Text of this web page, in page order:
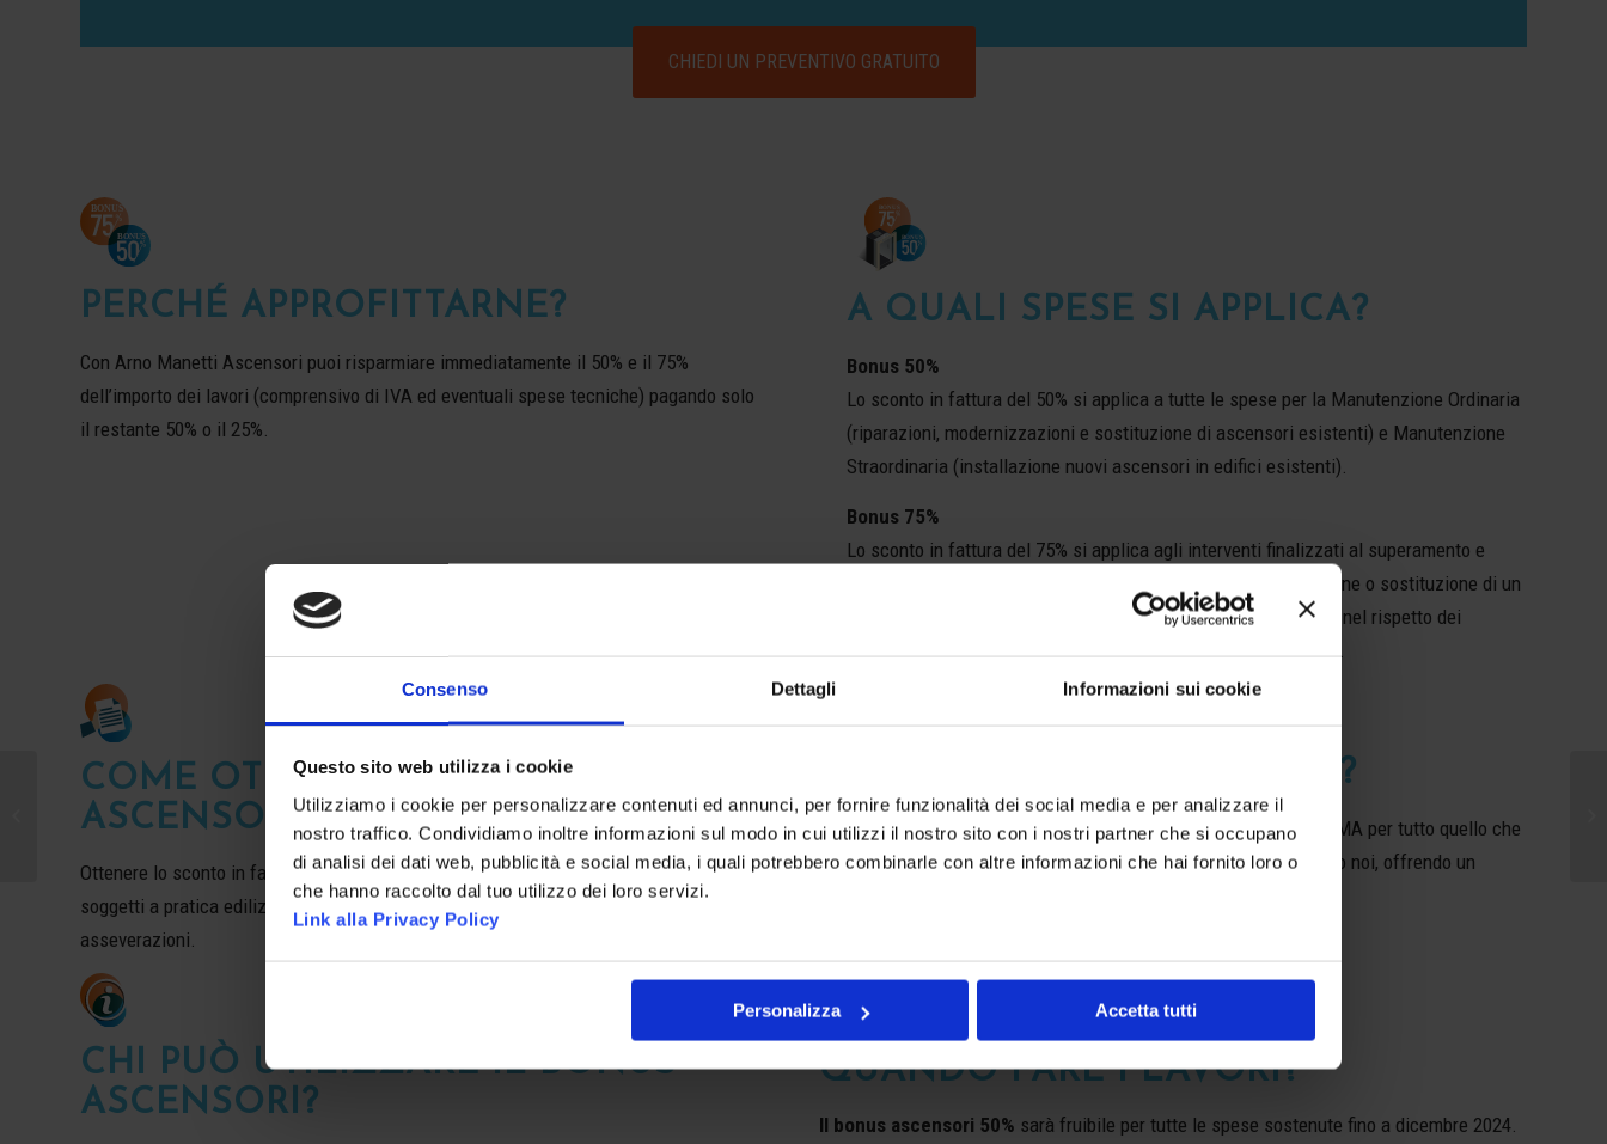
Consenso Dettagli Informazioni sui cookie
Questo sito web utilizza i cookie
Utilizziamo i cookie per personalizzare contenuti ed annunci, per fornire funzionalità dei social media e per analizzare il
nostro traffico. Condividiamo inoltre informazioni sul modo in cui utilizzi il nostro sito con i nostri partner che si occupano
di analisi dei dati web, pubblicità e social media, i quali potrebbero combinarle con altre informazioni che hai fornito loro o
che hanno raccolto dal tuo utilizzo dei loro servizi.
Link alla Privacy Policy
Personalizza Accetta tutti
CHIEDI UN PREVENTIVO GRATUITO
PERCHÉ APPROFITTARNE?
Con Arno Manetti Ascensori puoi risparmiare immediatamente il 50% e il 75%
dell’importo dei lavori (comprensivo di IVA ed eventuali spese tecniche) pagando solo
il restante 50% o il 25%.
A QUALI SPESE SI APPLICA?
Bonus 50%
Lo sconto in fattura del 50% si applica a tutte le spese per la Manutenzione Ordinaria
(riparazioni, modernizzazioni e sostituzione di ascensori esistenti) e Manutenzione
Straordinaria (installazione nuovi ascensori in edifici esistenti).
Bonus 75%
Lo sconto in fattura del 75% si applica agli interventi finalizzati al superamento e
all’eliminazione delle barriere architettoniche quali l’installazione o sostituzione di un
nuovo ascensore, montascale o piattaforma elevatrice. Il tutto nel rispetto dei
COME OTTENERE IL BONUS
ASCENSORI
Ottenere lo sconto in fattura è facilissimo ed immediato. Inoltre se l’importo dei lavori
soggetti a pratica edilizia non superano i 10.000€ non servono nè visti di conformità nè
asseverazioni.
COME POSSIAMO AIUTARVI?
Grazie a un team di esperti contabili e tecnici, potrai contare su AMA per tutto quello che
riguarda la gestione della pratica amministrativa. Pensiamo a tutto noi, offrendo un
CHI PUÒ UTILIZZARE IL BONUS
ASCENSORI?
QUANDO FARE I LAVORI?
Il bonus ascensori 50% sarà fruibile per tutte le spese sostenute fino a dicembre 2024.
Manutenzione Ascensore Firenzuola